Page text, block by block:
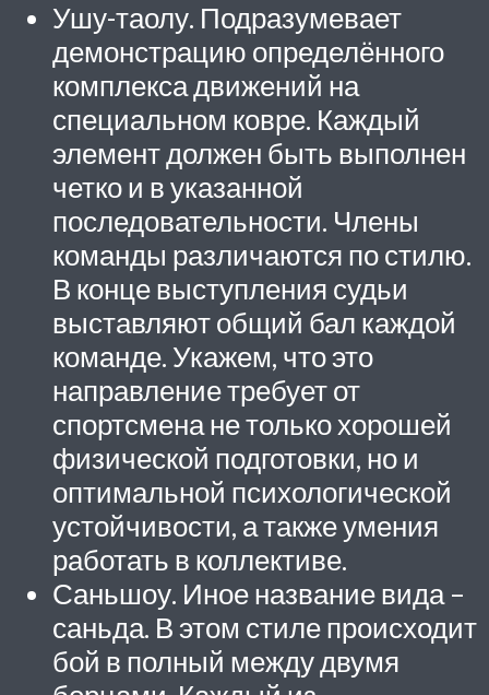
Ушу-таолу. Подразумевает
демонстрацию определённого
комплекса движений на
специальном ковре. Каждый
элемент должен быть выполнен
четко и в указанной
последовательности. Члены
команды различаются по стилю.
В конце выступления судьи
выставляют общий бал каждой
команде. Укажем, что это
направление требует от
спортсмена не только хорошей
физической подготовки, но и
оптимальной психологической
устойчивости, а также умения
работать в коллективе.
Саньшоу. Иное название вида –
саньда. В этом стиле происходит
бой в полный между двумя